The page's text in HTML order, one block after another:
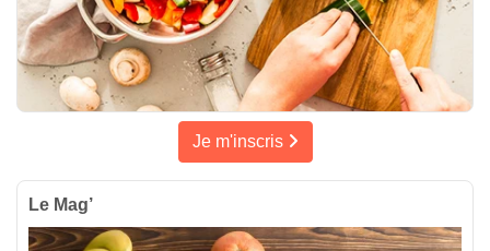
Je m'inscris
Le Mag’